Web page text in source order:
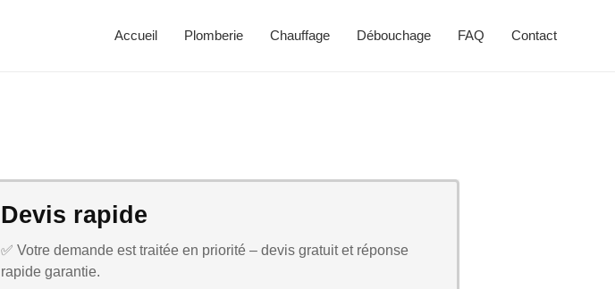
Accueil Plomberie Chauffage Débouchage FAQ Contact
Devis rapide
✅ Votre demande est traitée en priorité – devis gratuit et réponse
rapide garantie.